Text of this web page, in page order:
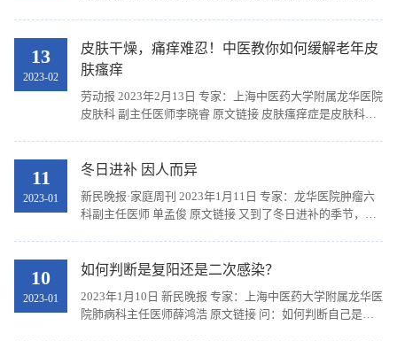
13
2023-02
皮肤干燥，痛痒难忍！中医教你如何缓解老年皮
肤瘙痒
劳动报 2023年2月13日 专家：上海中医药大学附属龙华医院
皮肤科 副主任医师李晓睿 原文链接 皮肤瘙痒症是皮肤科的
11
2023-01
冬日进补 因人而异
新民晚报·家庭周刊 2023年1月11日 专家：龙华医院肿瘤六
科副主任医师 单孟俊 原文链接 又到了冬日进补的季节，今
10
2023-01
如何判断是复阳还是二次感染？
2023年1月10日 新民晚报 专家：上海中医药大学附属龙华医
院肺病科主任医师薛鸿浩 原文链接 问：如何判断自己是复